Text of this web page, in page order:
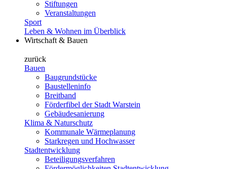
Stiftungen
Veranstaltungen
Sport
Leben & Wohnen im Überblick
Wirtschaft & Bauen
zurück
Bauen
Baugrundstücke
Baustelleninfo
Breitband
Förderfibel der Stadt Warstein
Gebäudesanierung
Klima & Naturschutz
Kommunale Wärmeplanung
Starkregen und Hochwasser
Stadtentwicklung
Beteiligungsverfahren